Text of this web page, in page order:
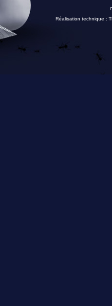
Réalisation technique :